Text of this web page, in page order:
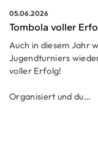
05.06.2026
Tombola voller
Auch in diesem Jahr
Jugendturniers
voller Erfolg!
Organisiert und du…